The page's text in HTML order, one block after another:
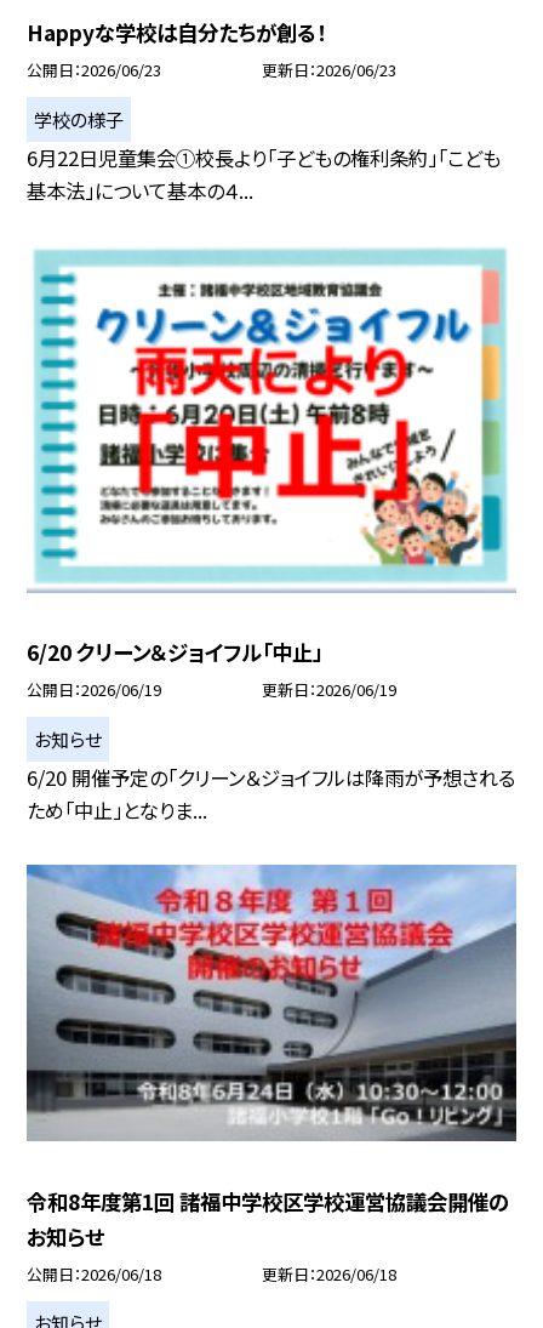
Happyな学校は自分たちが創る！
公開日 2026/06/23 更新日 2026/06/23
学校の様子
6月22日児童集会①校長より「子どもの権利条約」「こども
基本法」について基本の４...
6/20 クリーン＆ジョイフル「中止」
公開日 2026/06/19 更新日 2026/06/19
お知らせ
6/20 開催予定の「クリーン＆ジョイフルは降雨が予想される
ため「中止」となりま...
令和8年度第1回 諸福中学校区学校運営協議会開催の
お知らせ
公開日 2026/06/18 更新日 2026/06/18
お知らせ